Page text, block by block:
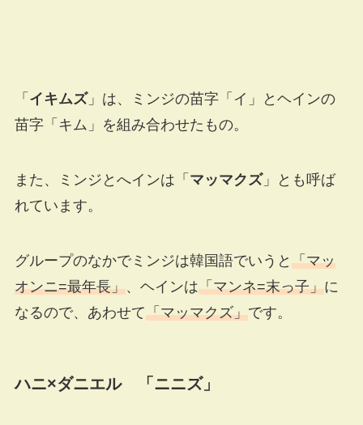
「 イキムズ」は、ミンジの苗字「イ」とヘインの
苗字「キム」を組み合わせたもの。
また、ミンジとへインは「 マッマクズ」とも呼ば
れています。
グループのなかでミンジは韓国語でいうと 「マッ
オンニ=最年長」、ヘインは「マンネ=末っ子」に
なるので、あわせて「マッマクズ」です。
ハニ×ダニエル 「ニニズ」